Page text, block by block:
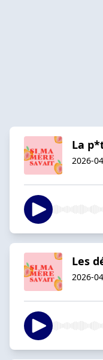
La
2026-
Les
2026-